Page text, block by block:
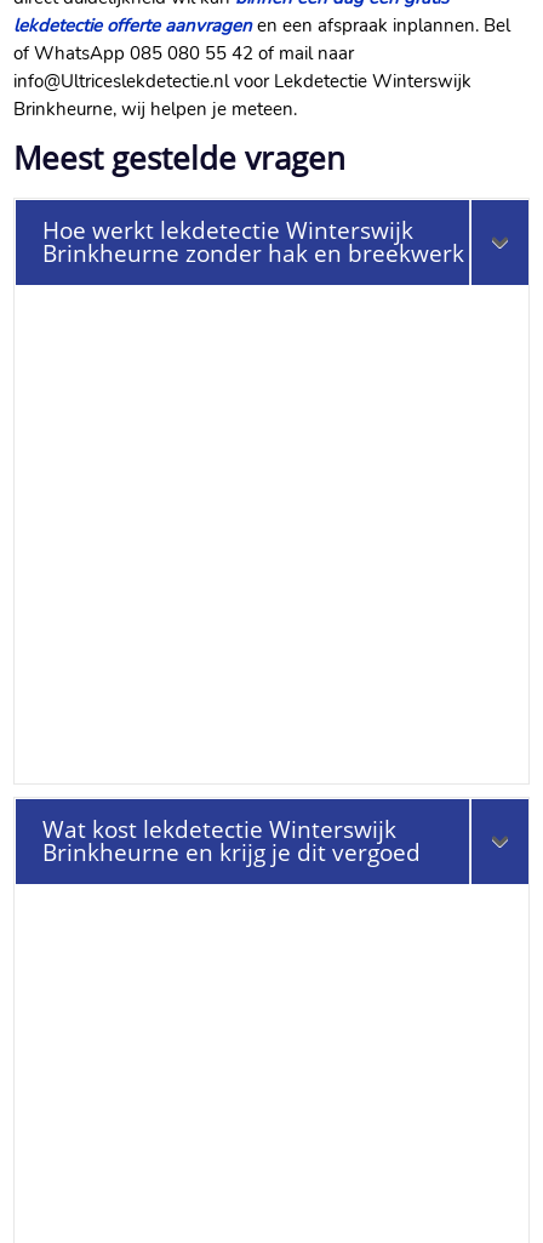
lekdetectie offerte aanvragenen een afspraak inplannen.​ Bel
of WhatsApp 085 080 55 42 of mail naar
info@Ultriceslekdetectie.​nl voor Lekdetectie Winterswijk
Brinkheurne, wij helpen je meteen.​
Meest gestelde vragen
Hoe werkt lekdetectie Winterswijk
Brinkheurne zonder hak en breekwerk
Wat kost lekdetectie Winterswijk
Brinkheurne en krijg je dit vergoed